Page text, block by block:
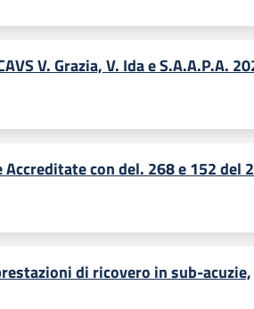
V. Grazia, V. Ida e S.A.A.P.A.
con del. 268 e 152 del
di ricovero in sub-acuzie,